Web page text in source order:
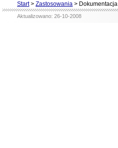
Start> Zastosowania > Dokumentacja
Aktualizowano: 26-10-2008